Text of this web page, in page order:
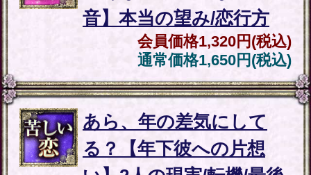
露骨過ぎて地上波ギリギリ/言葉濁
さず核心直撃【愛/人生決断占】桃
2026年7月27月追加
全方位抜かりナシ≪難悩解決≫付
け入る隙無く的中【溟白龍】地支
命術